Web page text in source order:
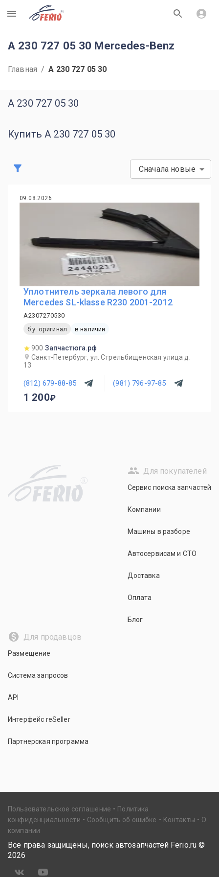
R
A 230 727 05 30 Mercedes-Benz
Главная / A 230 727 05 30
A 230 727 05 30
Купить A 230 727 05 30
Сначала новые
09.08.2026
Уплотнитель зеркала левого для
Mercedes SL-klasse R230 2001-2012
A2307270530
б.у. оригинал
в наличии
900 Запчастюга.рф
Санкт-Петербург, ул. Стрельбищенская улица д.
13
(812) 679-88-85 (981) 796-97-85
1 200
R
Для покупателей
Сервис поиска запчастей
Компании
Машины в разборе
Автосервисам и СТО
Доставка
Оплата
Блог
Для продавцов
Размещение
Система запросов
API
Интерфейс reSeller
Партнерская программа
Пользовательское соглашение
Политика
конфиденциальности
Сообщить об ошибке Контакты
О
компании
Все права защищены, поиск автозапчастей Ferio.ru ©
2026